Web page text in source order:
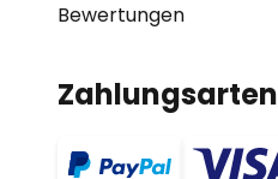
Bewertungen
Zahlungsarten